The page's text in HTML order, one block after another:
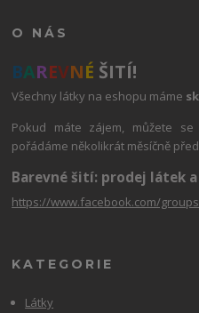
O NÁS
BAREVNÉ ŠITÍ!
Všechny látky na eshopu máme
Pokud máte zájem, můžete
pořádáme několikrát měsíčně
Barevné šití: prodej látek
https://www.facebook.com/
KATEGORIE
Látky